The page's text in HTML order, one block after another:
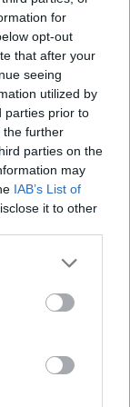
for
opt-out
that after your
seeing
utilized by
parties prior to
the further
parties on the
may
IAB’s List of
it to other
ποιοτικών
την
Παρόλα
εφαρμογής.
επίσης να
σύμβουλοι
αξία
των
Τμήματος